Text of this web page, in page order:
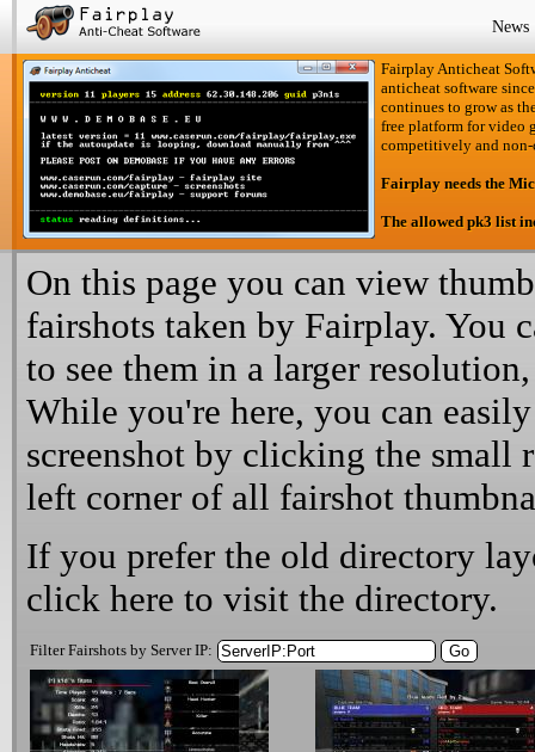
News
Fairplay Anticheat
anticheat software
continues to grow as
free platform for video
competitively and
Fairplay needs the
The allowed pk3 list
On this page you can view
fairshots taken by Fairplay. You
to see them in a larger
While you're here, you can
screenshot by clicking the small
left corner of all fairshot
If you prefer the old directory
click here to visit the directory.
Filter Fairshots by Server IP: